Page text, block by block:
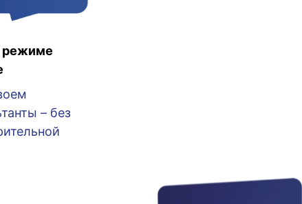
режиме
– без